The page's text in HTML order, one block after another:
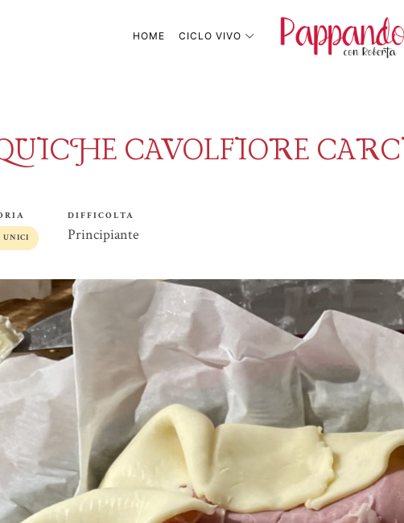
HOME CICLO VIVO Pappando.it
CAVOLFIORE
UNICI
DIFFICOLTA
Principiante